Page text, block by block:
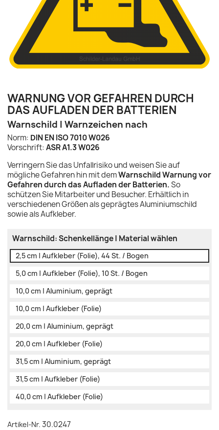
WARNUNG VOR GEFAHREN DURCH
DAS AUFLADEN DER BATTERIEN
Warnschild | Warnzeichen nach
Norm: DIN EN ISO 7010 W026
Vorschrift: ASR A1.3 W026
Verringern Sie das Unfallrisiko und weisen Sie auf
mögliche Gefahren hin mit demWarnschild Warnung vor
Gefahren durch das Aufladen der Batterien.So
schützen Sie Mitarbeiter und Besucher. Erhältlich in
verschiedenen Größen als geprägtes Aluminiumschild
sowie als Aufkleber.
Warnschild: Schenkellänge | Material wählen
2,5 cm | Aufkleber (Folie), 44 St. / Bogen
5,0 cm | Aufkleber (Folie), 10 St. / Bogen
10,0 cm | Aluminium, geprägt
10,0 cm | Aufkleber (Folie)
20,0 cm | Aluminium, geprägt
20,0 cm | Aufkleber (Folie)
31,5 cm | Aluminium, geprägt
31,5 cm | Aufkleber (Folie)
40,0 cm | Aufkleber (Folie)
Artikel-Nr. 30.0247